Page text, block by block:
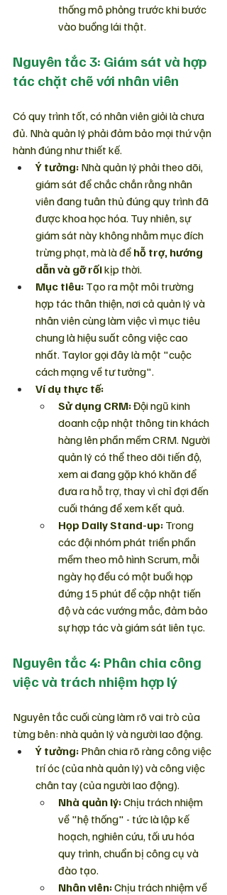
thống mô phỏng trước khi bước
vào buồng lái thật.
Nguyên tắc 3: Giám sát và hợp
tác chặt chẽ với nhân viên
Có quy trình tốt, có nhân viên giỏi là chưa
đủ. Nhà quản lý phải đảm bảo mọi thứ vận
hành đúng như thiết kế.
Ý tưởng: Nhà quản lý phải theo dõi,
giám sát để chắc chắn rằng nhân
viên đang tuân thủ đúng quy trình đã
được khoa học hóa. Tuy nhiên, sự
giám sát này không nhằm mục đích
trừng phạt, mà là để hỗ trợ, hướng
dẫn và gỡ rối kịp thời.
Mục tiêu: Tạo ra một môi trường
hợp tác thân thiện, nơi cả quản lý và
nhân viên cùng làm việc vì mục tiêu
chung là hiệu suất công việc cao
nhất. Taylor gọi đây là một "cuộc
cách mạng về tư tưởng".
Ví dụ thực tế:
Sử dụng CRM: Đội ngũ kinh
doanh cập nhật thông tin khách
hàng lên phần mềm CRM. Người
quản lý có thể theo dõi tiến độ,
xem ai đang gặp khó khăn để
đưa ra hỗ trợ, thay vì chỉ đợi đến
cuối tháng để xem kết quả.
Họp Daily Stand-up: Trong
các đội nhóm phát triển phần
mềm theo mô hình Scrum, mỗi
ngày họ đều có một buổi họp
đứng 15 phút để cập nhật tiến
độ và các vướng mắc, đảm bảo
sự hợp tác và giám sát liên tục.
Nguyên tắc 4: Phân chia công
việc và trách nhiệm hợp lý
Nguyên tắc cuối cùng làm rõ vai trò của
từng bên: nhà quản lý và người lao động.
Ý tưởng: Phân chia rõ ràng công việc
trí óc (của nhà quản lý) và công việc
chân tay (của người lao động).
Nhà quản lý: Chịu trách nhiệm
về "hệ thống" - tức là lập kế
hoạch, nghiên cứu, tối ưu hóa
quy trình, chuẩn bị công cụ và
đào tạo.
Nhân viên: Chịu trách nhiệm về